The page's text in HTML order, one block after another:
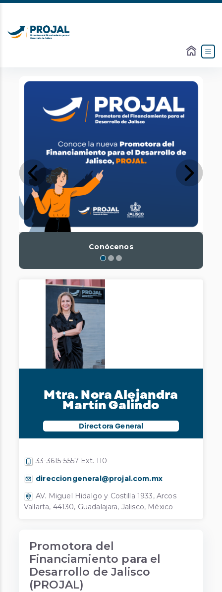
Slide 1 of 3
Conócenos
Previous Next
Mtra. Nora Alejandra
Martín Galindo
Directora General
33-3615-5557 Ext. 110
direcciongeneral@projal.com.mx
AV. Miguel Hidalgo y Costilla 1933, Arcos
Vallarta, 44130, Guadalajara, Jalisco, México
Promotora del
Financiamiento para el
Desarrollo de Jalisco
(PROJAL)